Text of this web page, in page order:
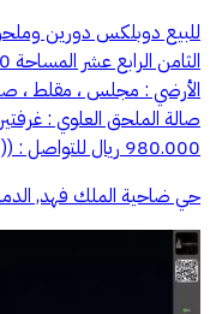
للبيع دوبلكس دورين
صالة الملحق العلوي :
980.000 ريال للتواصل : ((الرقم يظهر عند الضغط على اتصال))
حي ضاحية الملك فهد,